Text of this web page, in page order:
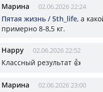
Марина 02.06.2026 22:24
Пятая жизнь / 5th_life, а
примерно 8-8,5 кг.
Happy 02.06.2026 22:52
Классный результат 👍
Марина 02.06.2026 23:00